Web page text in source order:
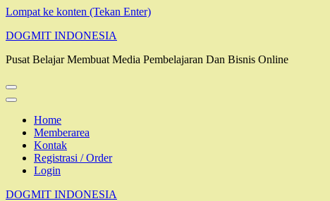
Lompat ke konten (Tekan Enter)
DOGMIT INDONESIA
Pusat Belajar Membuat Media Pembelajaran Dan Bisnis Online
Home
Memberarea
Kontak
Registrasi / Order
Login
DOGMIT INDONESIA